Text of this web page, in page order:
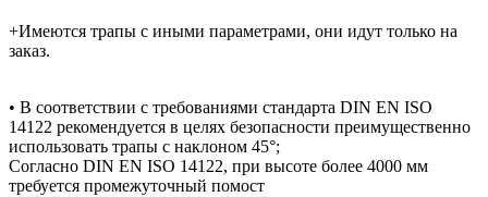
+Имеются трапы с иными параметрами, они идут только на
заказ.
• В соответствии с требованиями стандарта DIN EN ISO
14122 рекомендуется в целях безопасности преимущественно
использовать трапы с наклоном 45°;
Согласно DIN EN ISO 14122, при высоте более 4000 мм
требуется промежуточный помост